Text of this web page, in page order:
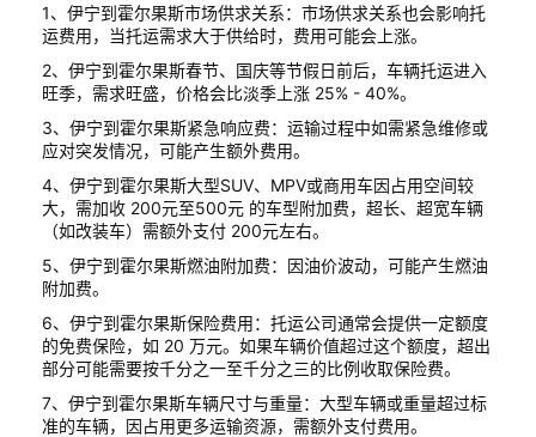
1、伊宁到霍尔果斯市场供求关系：市场供求关系也会影响托
运费用，当托运需求大于供给时，费用可能会上涨。
2、伊宁到霍尔果斯春节、国庆等节假日前后，车辆托运进入
旺季，需求旺盛，价格会比淡季上涨 25% - 40%。
3、伊宁到霍尔果斯紧急响应费：运输过程中如需紧急维修或
应对突发情况，可能产生额外费用。
4、伊宁到霍尔果斯大型SUV、MPV或商用车因占用空间较
大，需加收 200元至500元 的车型附加费，超长、超宽车辆
（如改装车）需额外支付 200元左右。
5、伊宁到霍尔果斯燃油附加费：因油价波动，可能产生燃油
附加费。
6、伊宁到霍尔果斯保险费用：托运公司通常会提供一定额度
的免费保险，如 20 万元。如果车辆价值超过这个额度，超出
部分可能需要按千分之一至千分之三的比例收取保险费。
7、伊宁到霍尔果斯车辆尺寸与重量：大型车辆或重量超过标
准的车辆，因占用更多运输资源，需额外支付费用。